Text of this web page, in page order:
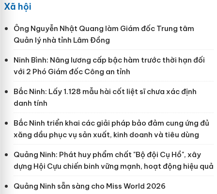
Xã hội
Ông Nguyễn Nhật Quang làm Giám đốc Trung tâm
Quản lý nhà tỉnh Lâm Đồng
Ninh Bình: Nâng lương cấp bậc hàm trước thời hạn đối
với 2 Phó Giám đốc Công an tỉnh
Bắc Ninh: Lấy 1.128 mẫu hài cốt liệt sĩ chưa xác định
danh tính
Bắc Ninh triển khai các giải pháp bảo đảm cung ứng đủ
xăng dầu phục vụ sản xuất, kinh doanh và tiêu dùng
Quảng Ninh: Phát huy phẩm chất "Bộ đội Cụ Hồ", xây
dựng Hội Cựu chiến binh vững mạnh, hoạt động hiệu quả
Quảng Ninh sẵn sàng cho Miss World 2026